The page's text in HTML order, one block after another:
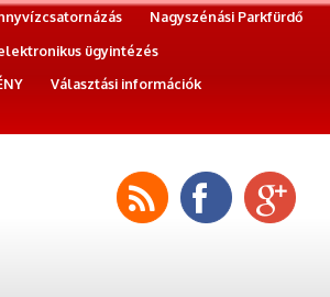
Nagyszénási Parkfürdő
ügyintézés
Választási információk